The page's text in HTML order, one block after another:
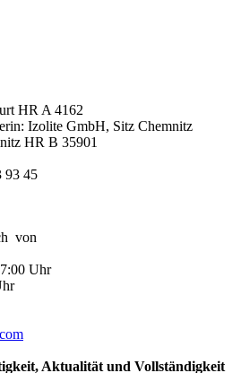
HR A 4162
Izolite GmbH, Sitz Chemnitz
HR B 35901
93 45
von
Uhr
Aktualität und Vollständigkeit